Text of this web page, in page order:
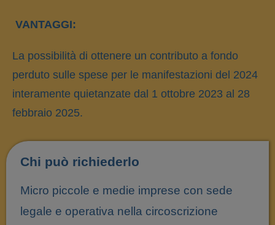
VANTAGGI:
La possibilità di ottenere un contributo a fondo
perduto sulle spese per le manifestazioni del 2024
interamente quietanzate dal 1 ottobre 2023 al 28
febbraio 2025.
Chi può richiederlo
Micro piccole e medie imprese con sede
legale e operativa nella circoscrizione